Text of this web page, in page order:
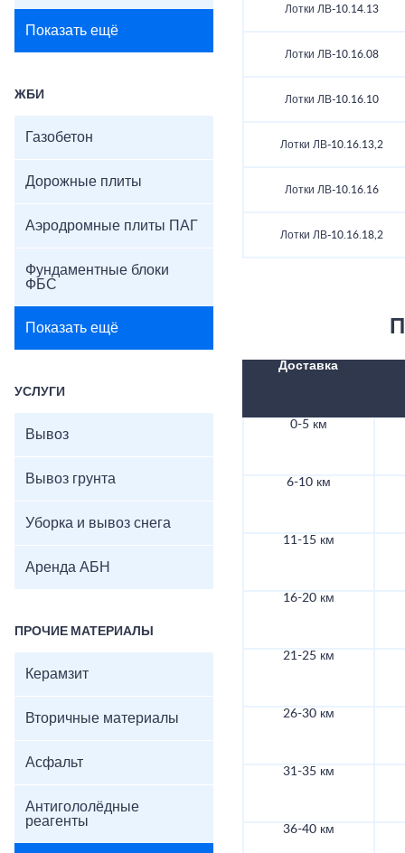
Показать ещё
ЖБИ
Газобетон
Дорожные плиты
Аэродромные плиты ПАГ
Фундаментные блоки
ФБС
Показать ещё
УСЛУГИ
Вывоз
Вывоз грунта
Уборка и вывоз снега
Аренда АБН
ПРОЧИЕ МАТЕРИАЛЫ
Керамзит
Вторичные материалы
Асфальт
Антигололёдные
реагенты
Лотки ЛВ-10.14.13
Лотки ЛВ-10.16.08
Лотки ЛВ-10.16.10
Лотки ЛВ-10.16.13,2
Лотки ЛВ-10.16.16
Лотки ЛВ-10.16.18,2
Доставка
0-5 км
6-10 км
11-15 км
16-20 км
21-25 км
26-30 км
31-35 км
36-40 км